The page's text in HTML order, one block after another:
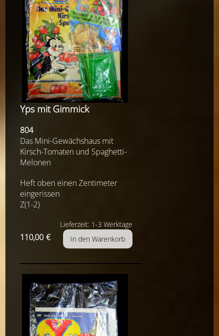
Yps mit Gimmick
804
Das Mini-Gewächshaus mit
Kirsch-Tomaten und Spaghetti-
Melonen
Heft oben einen Zentimeter
eingerissen
Z(1-2)
Lieferzeit: 1-3 Werktage
110,00 €